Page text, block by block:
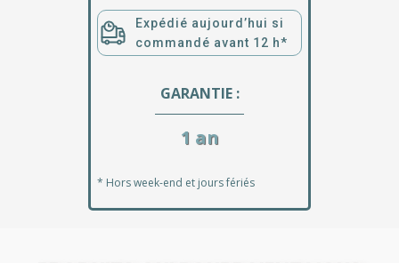
Expédié aujourd’hui si
commandé avant 12 h*
GARANTIE :
1 an
* Hors week-end et jours fériés